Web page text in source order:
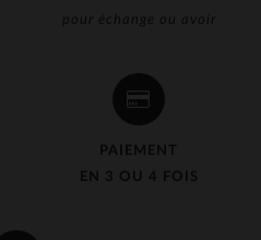
pour échange ou avoir
PAIEMENT
EN 3 OU 4 FOIS